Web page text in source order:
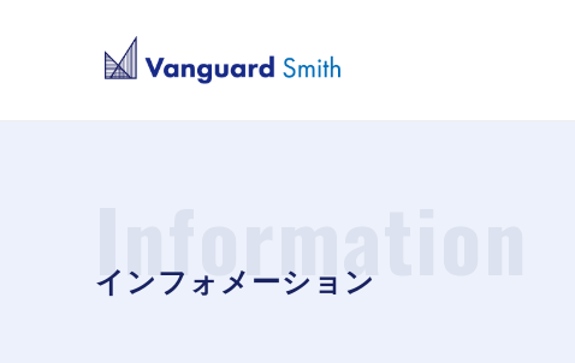
Information
インフォメーション